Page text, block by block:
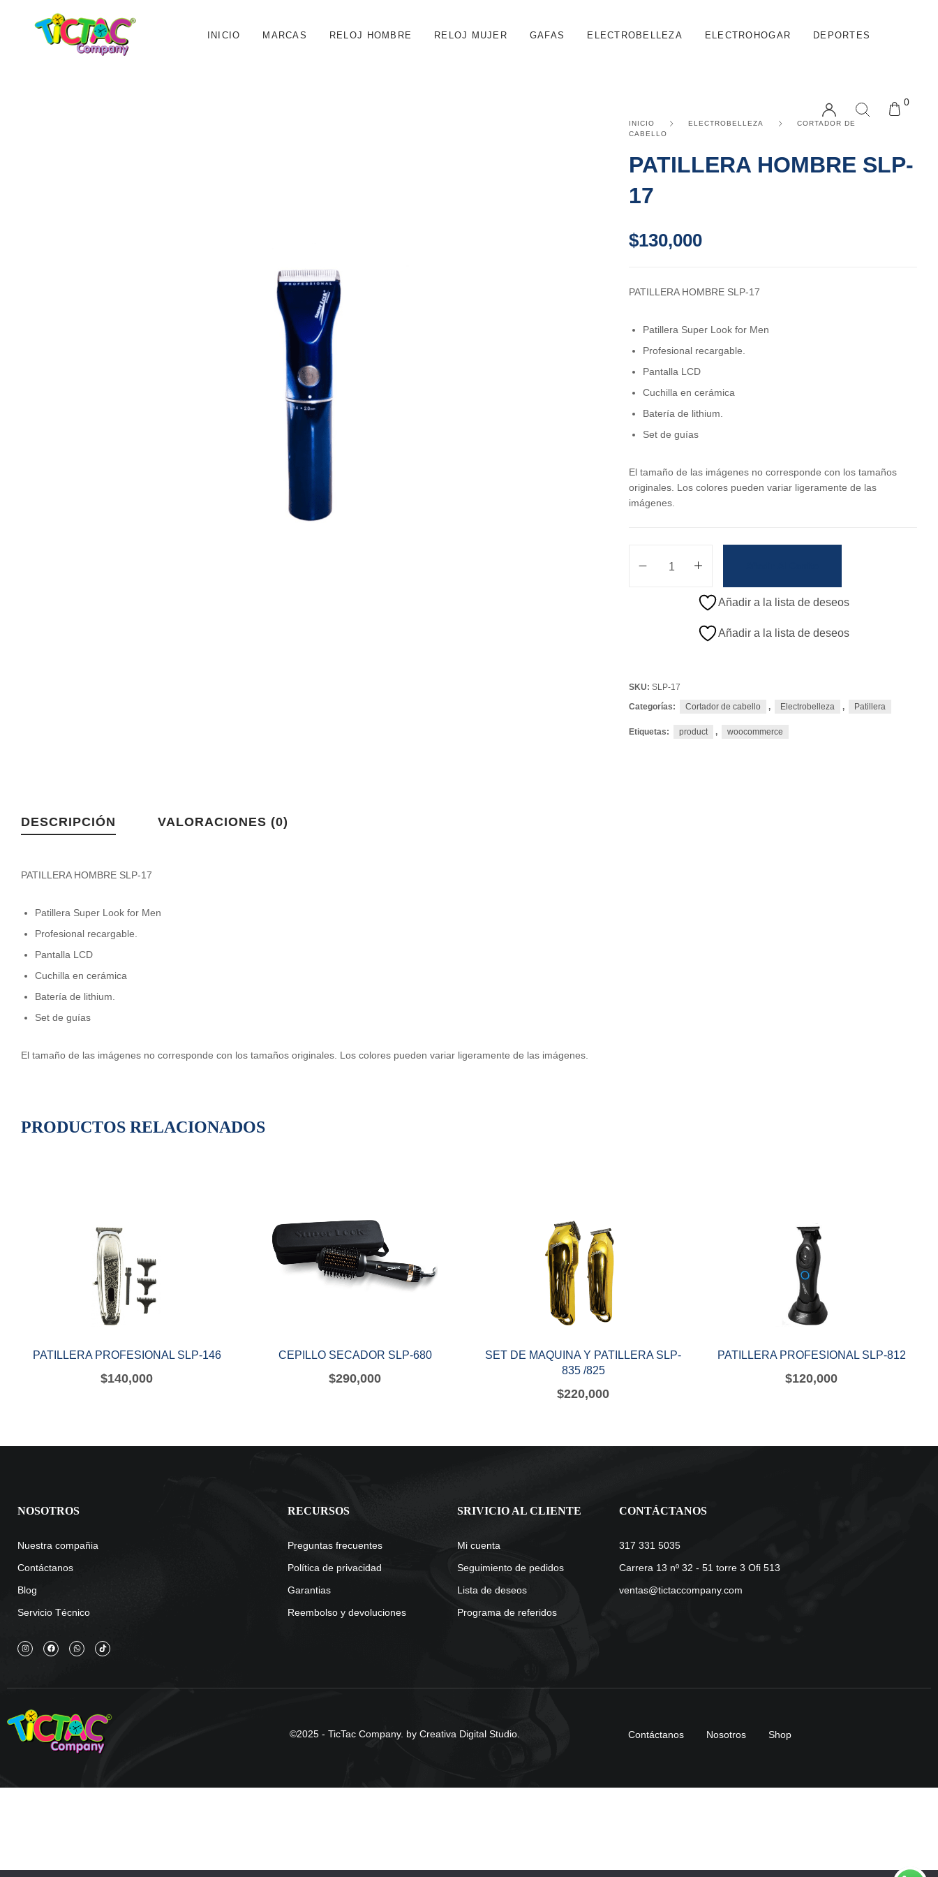
INICIO MARCAS RELOJ HOMBRE RELOJ MUJER GAFAS ELECTROBELLEZA ELECTROHOGAR DEPORTES
0
INICIO ELECTROBELLEZA
CORTADOR DE
CABELLO
PATILLERA HOMBRE SLP-
17
$130,000
PATILLERA HOMBRE SLP-17
Patillera Super Look for Men
Profesional recargable.
Pantalla LCD
Cuchilla en cerámica
Batería de lithium.
Set de guías
El tamaño de las imágenes no corresponde con los tamaños
originales. Los colores pueden variar ligeramente de las
imágenes.
Añadir a la lista de deseos
Añadir a la lista de deseos
SKU: SLP-17
Categorías:
Cortador de cabello , Electrobelleza , Patillera
Etiquetas: product , woocommerce
DESCRIPCIÓN VALORACIONES (0)
PATILLERA HOMBRE SLP-17
Patillera Super Look for Men
Profesional recargable.
Pantalla LCD
Cuchilla en cerámica
Batería de lithium.
Set de guías
El tamaño de las imágenes no corresponde con los tamaños originales. Los colores pueden variar ligeramente de las imágenes.
PRODUCTOS RELACIONADOS
PATILLERA PROFESIONAL SLP-146
$140,000
CEPILLO SECADOR SLP-680
$290,000
SET DE MAQUINA Y PATILLERA SLP-
835 /825
$220,000
PATILLERA PROFESIONAL SLP-812
$120,000
NOSOTROS
Nuestra compañia
Contáctanos
Blog
Servicio Técnico
RECURSOS
Preguntas frecuentes
Política de privacidad
Garantias
Reembolso y devoluciones
SRIVICIO AL CLIENTE
Mi cuenta
Seguimiento de pedidos
Lista de deseos
Programa de referidos
CONTÁCTANOS
317 331 5035
Carrera 13 nº 32 - 51 torre 3 Ofi 513
ventas@tictaccompany.com
©2025 - TicTac Company. by Creativa Digital Studio. Contáctanos Nosotros Shop